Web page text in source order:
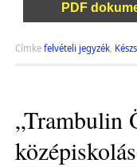
PDF
Címke felvételi jegyzék,
„Trambulin